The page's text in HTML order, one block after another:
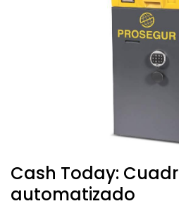
Cash Today:
automatizado